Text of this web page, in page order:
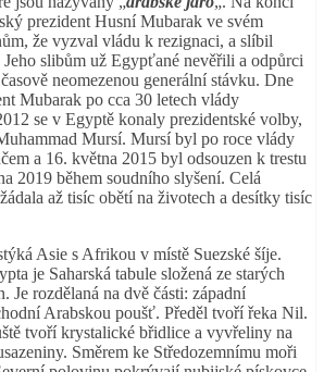
prezident Husní Mubarak ve svém
že vyzval vládu k rezignaci, a slíbil
slibům už Egypťané nevěřili a odpůrci
neomezenou generální stávku. Dne
Mubarak po cca 30 letech vlády
se v Egyptě konaly prezidentské volby,
Mursí. Mursí byl po roce vlády
a 16. května 2015 byl odsouzen k trestu
2019 během soudního slyšení. Celá
až tisíc obětí na životech a desítky tisíc
Asie s Afrikou v místě Suezské šíje.
je Saharská tabule složená ze starých
Je rozdělaná na dvě části: západní
Arabskou poušť. Předěl tvoří řeka Nil.
tvoří krystalické břidlice a vyvřeliny na
Směrem ke Středozemnímu moři